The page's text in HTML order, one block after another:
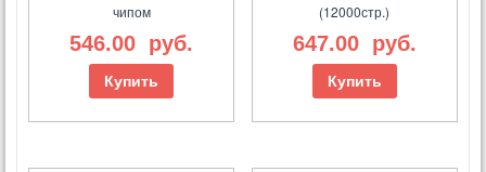
чипом
546.00 руб.
Купить
(12000стр.)
647.00 руб.
Купить